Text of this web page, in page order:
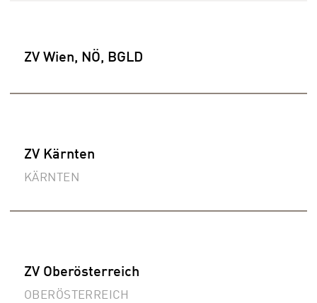
ZV Wien, NÖ, BGLD
ZV Kärnten
KÄRNTEN
ZV Oberösterreich
OBERÖSTERREICH